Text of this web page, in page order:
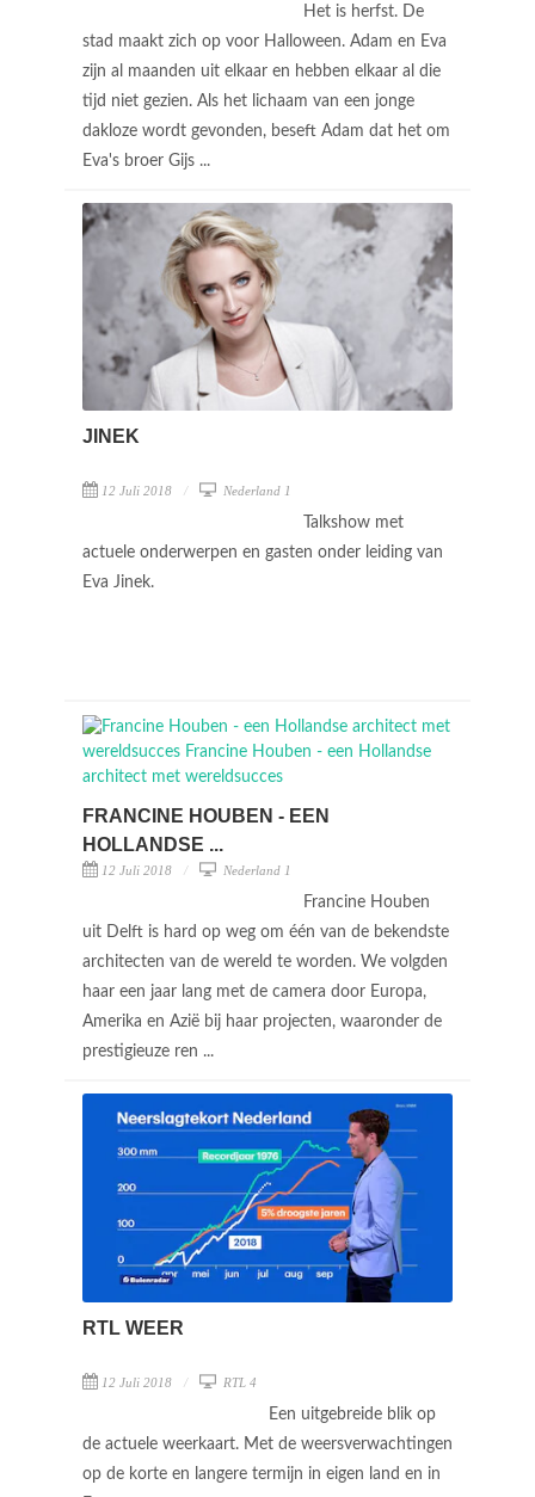
Het is herfst. De
stad maakt zich op voor Halloween. Adam en Eva
zijn al maanden uit elkaar en hebben elkaar al die
tijd niet gezien. Als het lichaam van een jonge
dakloze wordt gevonden, beseft Adam dat het om
Eva's broer Gijs ...
JINEK
12 Juli 2018 Nederland 1
Talkshow met
actuele onderwerpen en gasten onder leiding van
Eva Jinek.
FRANCINE HOUBEN - EEN
HOLLANDSE ...
12 Juli 2018 Nederland 1
Francine Houben
uit Delft is hard op weg om één van de bekendste
architecten van de wereld te worden. We volgden
haar een jaar lang met de camera door Europa,
Amerika en Azië bij haar projecten, waaronder de
prestigieuze ren ...
RTL WEER
12 Juli 2018 RTL 4
Een uitgebreide blik op
de actuele weerkaart. Met de weersverwachtingen
op de korte en langere termijn in eigen land en in